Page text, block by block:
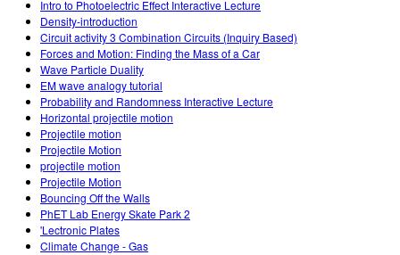
Intro to Photoelectric Effect Interactive Lecture
Density-introduction
Circuit activity 3 Combination Circuits (Inquiry Based)
Forces and Motion: Finding the Mass of a Car
Wave Particle Duality
EM wave analogy tutorial
Probability and Randomness Interactive Lecture
Horizontal projectile motion
Projectile motion
Projectile Motion
projectile motion
Projectile Motion
Bouncing Off the Walls
PhET Lab Energy Skate Park 2
'Lectronic Plates
Climate Change - Gas